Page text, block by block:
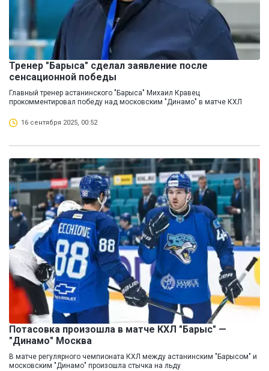
Тренер "Барыса" сделал заявление после
сенсационной победы
Главный тренер астанинского "Барыса" Михаил Кравец
прокомментировал победу над московским "Динамо" в матче КХЛ
16 сентября 2025, 00:52
Потасовка произошла в матче КХЛ "Барыс" —
"Динамо" Москва
В матче регулярного чемпионата КХЛ между астанинским "Барысом" и
московским "Динамо" произошла стычка на льду